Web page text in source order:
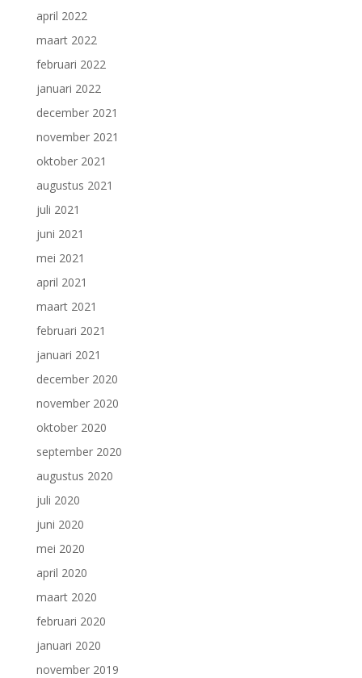
april 2022
maart 2022
februari 2022
januari 2022
december 2021
november 2021
oktober 2021
augustus 2021
juli 2021
juni 2021
mei 2021
april 2021
maart 2021
februari 2021
januari 2021
december 2020
november 2020
oktober 2020
september 2020
augustus 2020
juli 2020
juni 2020
mei 2020
april 2020
maart 2020
februari 2020
januari 2020
november 2019